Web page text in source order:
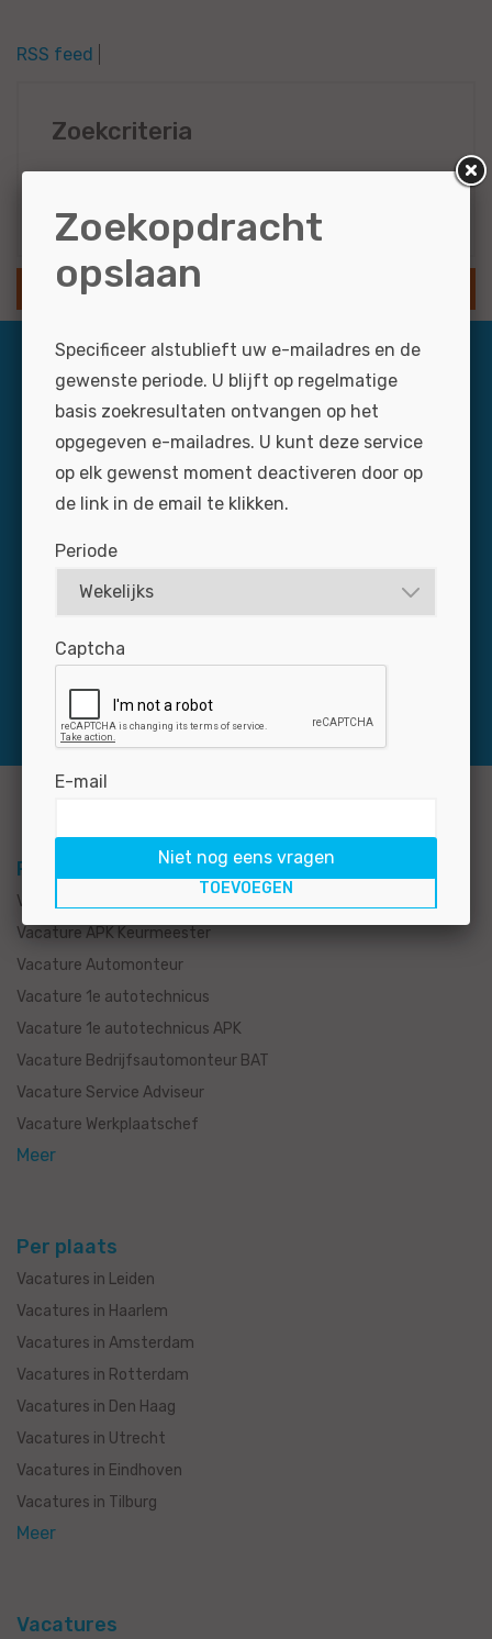
RSS feed
Zoekcriteria
SLA ZOEKOPDRACHT OP
op naar zoek naar een baan in de autobranche. Mis uw
nieuwe medewerker niet: plaats uw vacature snel en
voordelig op de grootste banensite voor de branche.
Per functie
Vacature Autotechnicus
Vacature APK Keurmeester
Vacature Automonteur
Vacature 1e autotechnicus
Vacature 1e autotechnicus APK
Vacature Bedrijfsautomonteur BAT
Vacature Service Adviseur
Vacature Werkplaatschef
Meer
Per plaats
Vacatures in Leiden
Vacatures in Haarlem
Vacatures in Amsterdam
Vacatures in Rotterdam
Vacatures in Den Haag
Vacatures in Utrecht
Vacatures in Eindhoven
Vacatures in Tilburg
Meer
Vacatures
Zoekopdracht
opslaan
Specificeer alstublieft uw e-mailadres en de
gewenste periode. U blijft op regelmatige
basis zoekresultaten ontvangen op het
opgegeven e-mailadres. U kunt deze service
op elk gewenst moment deactiveren door op
de link in de email te klikken.
Periode
Captcha
E-mail
Niet nog eens vragen